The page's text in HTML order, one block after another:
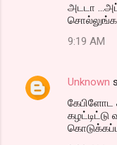
அடடா
சொல்லுங்க
9:19 AM
Unknown
கேபிளோட
கழட்டிட்டு